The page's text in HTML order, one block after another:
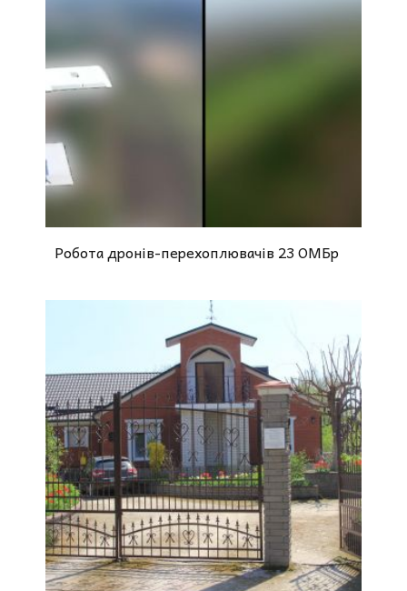
Робота дронів-перехоплювачів 23 ОМБр